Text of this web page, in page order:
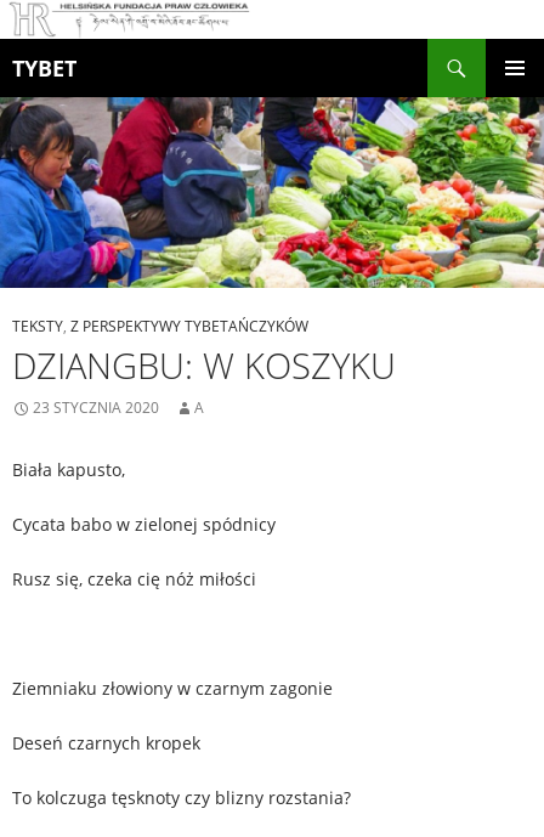
TYBET
MENU
DO
TREŚCI
TEKSTY, Z PERSPEKTYWY TYBETAŃCZYKÓW
DZIANGBU: W KOSZYKU
23 STYCZNIA 2020 A
Biała kapusto,
Cycata babo w zielonej spódnicy
Rusz się, czeka cię nóż miłości
Ziemniaku złowiony w czarnym zagonie
Deseń czarnych kropek
To kolczuga tęsknoty czy blizny rozstania?